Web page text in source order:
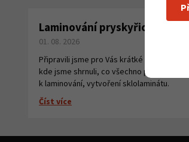
Laminování pryskyřicí a
01. 08. 2026
Připravili jsme pro Vás krátké instruktážní
kde jsme shrnuli, co všechno potřebujete
k laminování, vytvoření sklolaminátu.
Číst více